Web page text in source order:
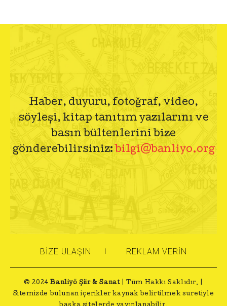
Haber, duyuru, fotoğraf, video,
söyleşi, kitap tanıtım yazılarını ve
basın bültenlerini bize
gönderebilirsiniz: bilgi@banliyo.org
BIZE ULAŞIN REKLAM VERIN
© 2024Banliyö Şiir & Sanat
| Tüm Hakkı Saklıdır. |
Sitemizde bulunan içerikler kaynak belirtilmek suretiyle